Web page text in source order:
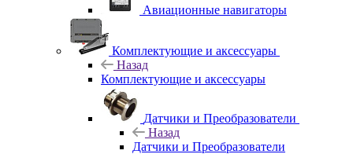
Авиационные навигаторы
Комплектующие и аксессуары
Назад
Комплектующие и аксессуары
Датчики и Преобразователи
Назад
Датчики и Преобразователи